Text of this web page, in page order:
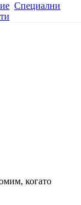
Специални
когато